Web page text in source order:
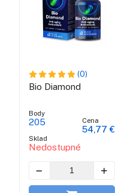
(0)
Bio Diamond
Body
205
Sklad
Nedostupné
Cena
54,77 €